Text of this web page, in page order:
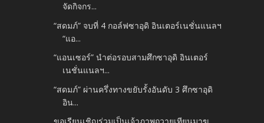
จัดกิจกร...
“สดมภ์” จบที่ 4 กอล์ฟซาอุดิ อินเตอร์เนชั่นแนลฯ
“แอ...
“แอนเซอร์” นำต่อรอบสามศึกซาอุดิ อินเตอร์
เนชั่นแนลฯ...
“สดมภ์” ผ่านครึ่งทางขยับรั้งอันดับ 3 ศึกซาอุดิ
อิน...